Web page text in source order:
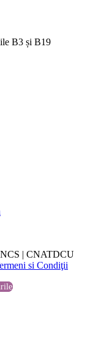
B3 și B19
| CNATDCU
si Condiţii